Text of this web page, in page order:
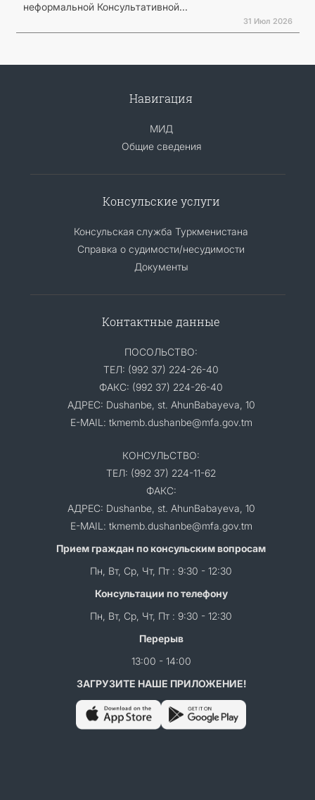
неформальной Консультативной...
31 Июл 2026
Навигация
МИД
Общие сведения
Консульские услуги
Консульская служба Туркменистана
Справка о судимости/несудимости
Документы
Контактные данные
ПОСОЛЬСТВО:
ТЕЛ: (992 37) 224-26-40
ФАКС: (992 37) 224-26-40
АДРЕС: Dushanbe, st. AhunBabayeva, 10
E-MAIL: tkmemb.dushanbe@mfa.gov.tm
КОНСУЛЬСТВО:
ТЕЛ: (992 37) 224-11-62
ФАКС:
АДРЕС: Dushanbe, st. AhunBabayeva, 10
E-MAIL: tkmemb.dushanbe@mfa.gov.tm
Прием граждан по консульским вопросам
Пн, Вт, Ср, Чт, Пт : 9:30 - 12:30
Консультации по телефону
Пн, Вт, Ср, Чт, Пт : 9:30 - 12:30
Перерыв
13:00 - 14:00
ЗАГРУЗИТЕ НАШЕ ПРИЛОЖЕНИЕ!